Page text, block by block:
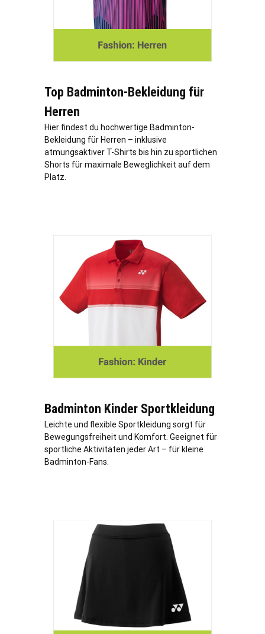
Top Badminton-Bekleidung für
Herren
Hier findest du hochwertige Badminton-
Bekleidung für Herren – inklusive
atmungsaktiver T-Shirts bis hin zu sportlichen
Shorts für maximale Beweglichkeit auf dem
Platz.
Badminton Kinder Sportkleidung
Leichte und flexible Sportkleidung sorgt für
Bewegungsfreiheit und Komfort. Geeignet für
sportliche Aktivitäten jeder Art – für kleine
Badminton-Fans.